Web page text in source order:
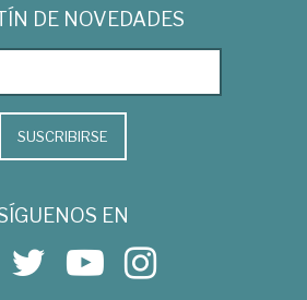
DE NOVEDADES
SUSCRIBIRSE
EN